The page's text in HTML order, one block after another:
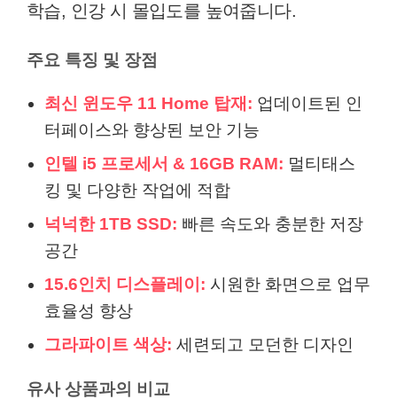
학습, 인강 시 몰입도를 높여줍니다.
주요 특징 및 장점
최신 윈도우 11 Home 탑재: 업데이트된 인
터페이스와 향상된 보안 기능
인텔 i5 프로세서 & 16GB RAM: 멀티태스
킹 및 다양한 작업에 적합
넉넉한 1TB SSD: 빠른 속도와 충분한 저장
공간
15.6인치 디스플레이: 시원한 화면으로 업무
효율성 향상
그라파이트 색상: 세련되고 모던한 디자인
유사 상품과의 비교